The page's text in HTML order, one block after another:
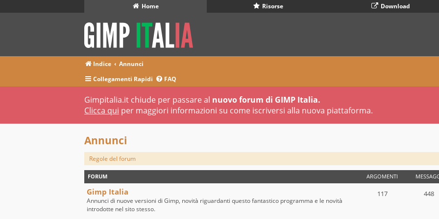
Home Risorse Download
Indice
Annunci
Collegamenti Rapidi
FAQ
Gimpitalia.it chiude per passare al nuovo forum di GIMP Italia.
Clicca qui per maggiori informazioni su come iscriversi alla nuova piattaforma.
Annunci
Regole del forum
FORUM ARGOMENTI
Gimp Italia
Annunci di nuove versioni di Gimp, novità riguardanti questo fantastico programma e le novità
introdotte nel sito stesso.
117 448